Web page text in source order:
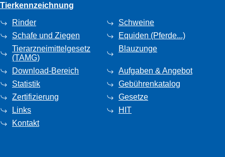
Tierkennzeichnung
Rinder
Schweine
Schafe und Ziegen
Equiden (Pferde...)
Tierarzneimittelgesetz
(TAMG)
Blauzunge
Download-Bereich
Aufgaben & Angebot
Statistik
Gebührenkatalog
Zertifizierung
Gesetze
Links
HIT
Kontakt